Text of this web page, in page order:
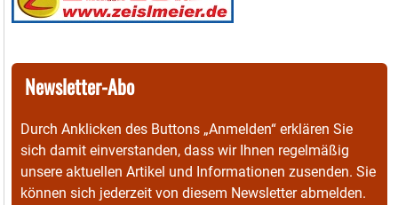
Newsletter-Abo
Durch Anklicken des Buttons „Anmelden“ erklären Sie
sich damit einverstanden, dass wir Ihnen regelmäßig
unsere aktuellen Artikel und Informationen zusenden. Sie
können sich jederzeit von diesem Newsletter abmelden.